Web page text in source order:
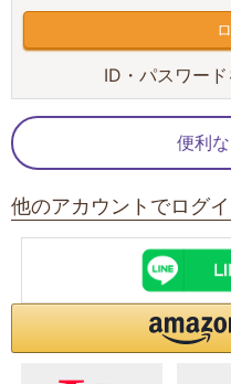
ID・パスワー
便利
他のアカウントでログ